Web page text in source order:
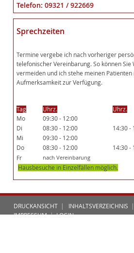
Telefon: 09321 / 922669
Sprechzeiten
Termine vergebe ich nach vorheriger
telefonischer Vereinbarung. So können
vermeiden und ich stehe meinen
Aufmerksamkeit zur Verfügung.
Tag Uhrz.
Uhrz.
Mo
09:30 - 12:00
Di
08:30 - 12:00
14:30 -
Mi
09:30 - 12:00
Do
08:30 - 12:00
14:30 -
Fr
nach Vereinbarung
Hausbesuche in Einzelfällen möglich.
DRUCKANSICHT | INHALTSVERZEICHNIS |
IMPRESSUM| LOGIN